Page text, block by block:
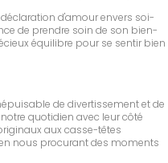
d'amour envers soi-
de prendre soin de son bien-
équilibre pour se sentir bien
de divertissement et de
quotidien avec leur côté
aux casse-têtes
nous procurant des moments